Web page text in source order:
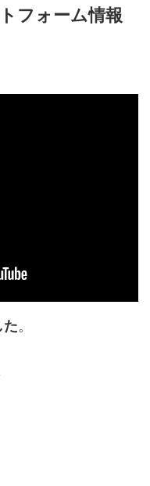
フォーム情報
た。